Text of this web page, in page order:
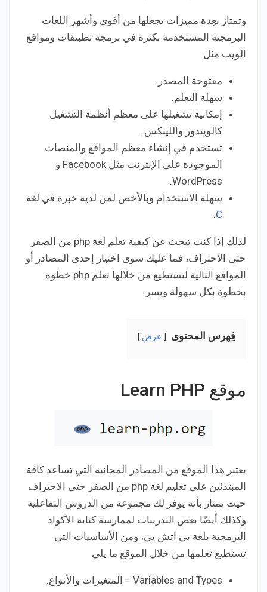
وتمتاز بعِدة مميزات تجعلها من أقوى وأشهر اللغات
البرمجية المستخدمة بكثرة في برمجة تطبيقات ومواقع
الويب مثل
مفتوحة المصدر.
سهلة التعلم.
إمكانية تشغيلها على معظم أنظمة التشغيل
كالويندوز واللينكس.
تستخدم في إنشاء معظم المواقع والمنصات
الموجودة على الإنترنت مثل Facebook و
WordPress.
سهلة الاستخدام وبالأخص لمن لديه خبرة في لغة
C
.
لذلك إذا كنت تبحث عن كيفية تعلم لغة php من الصفر
حتى الاحتراف، فما عليك سوى اختيار إحدى المصادر أو
المواقع التالية لتستطيع من خلالها تعلم php خطوة
بخطوة بكل سهولة ويسر.
فِهرس المحتوى عرض
موقع Learn PHP
يعتبر هذا الموقع من المصادر المجانية التي تساعد كافة
المبتدئين على تعليم لغة php من الصفر حتى الاحتراف
حيث يمتاز بأنه يوفر لك مجموعة من الدروس التفاعلية
وكذلك أيضًا بعض التدريبات لممارسة كتابة الأكواد
البرمجية بلغة بي اتش بي، ومن الأساسيات التي
تستطيع تعلمها من خلال الموقع ما يلي
Variables and Types = المتغيرات والأنواع.